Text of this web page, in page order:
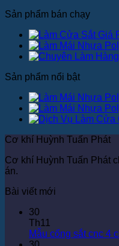
Sản phẩm bán chạy
Sản phẩm nổi bật
Cơ khí Huỳnh Tuấn Phát
Cơ khí Huỳnh Tuấn Phát
án.
Bài viết mới
30
Th11
Mẫu cổng sắt cnc 4